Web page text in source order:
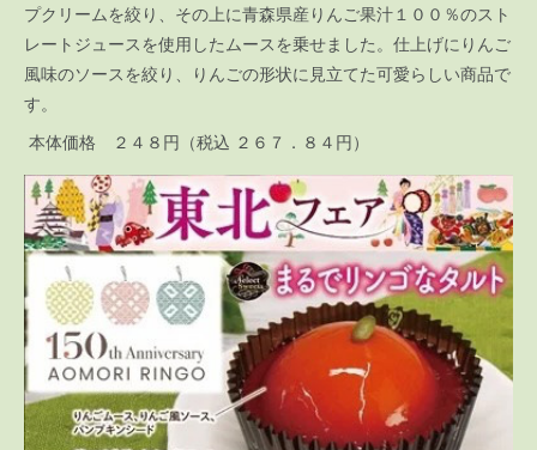
プクリームを絞り、その上に青森県産りんご果汁１００％のスト
レートジュースを使用したムースを乗せました。仕上げにりんご
風味のソースを絞り、りんごの形状に見立てた可愛らしい商品で
す。
本体価格 ２４８円（税込 ２６７．８４円）